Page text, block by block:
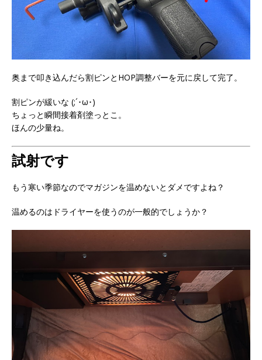
奥まで叩き込んだら割ピンとHOP調整バーを元に戻して完了。
割ピンが緩いな (;´･ω･)
ちょっと瞬間接着剤塗っとこ。
ほんの少量ね。
試射です
もう寒い季節なのでマガジンを温めないとダメですよね？
温めるのはドライヤーを使うのが一般的でしょうか？